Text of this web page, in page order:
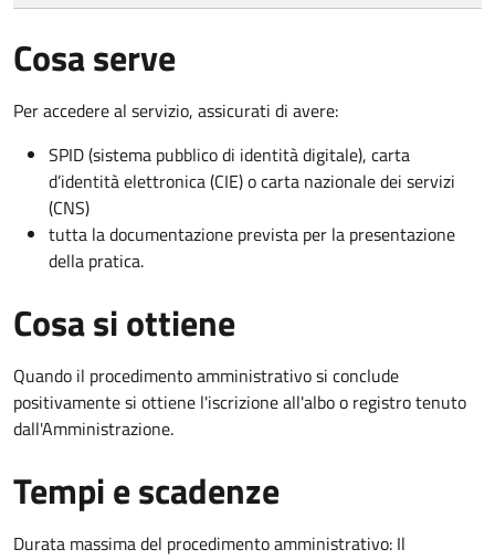
Cosa serve
Per accedere al servizio, assicurati di avere:
SPID (sistema pubblico di identità digitale), carta
d’identità elettronica (CIE) o carta nazionale dei servizi
(CNS)
tutta la documentazione prevista per la presentazione
della pratica.
Cosa si ottiene
Quando il procedimento amministrativo si conclude
positivamente si ottiene l'iscrizione all'albo o registro tenuto
dall'Amministrazione.
Tempi e scadenze
Durata massima del procedimento amministrativo: Il